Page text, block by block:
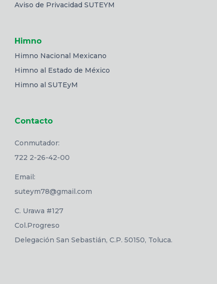
Aviso de Privacidad SUTEYM
Himno
Himno Nacional Mexicano
Himno al Estado de México
Himno al SUTEyM
Contacto
Conmutador:
722 2-26-42-00
Email:
suteym78@gmail.com
C. Urawa #127
Col.Progreso
Delegación San Sebastián, C.P. 50150, Toluca.